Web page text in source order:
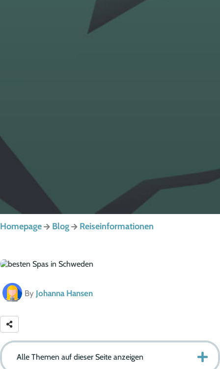
Homepage Blog Reiseinformationen
By Johanna Hansen
Alle Themen auf dieser Seite anzeigen